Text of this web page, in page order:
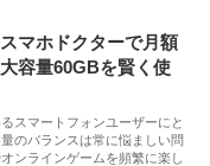
マホドクターで月額
容量60GBを賢く使
スマートフォンユーザーにと
のバランスは常に悩ましい問
ンラインゲームを頻繁に楽し